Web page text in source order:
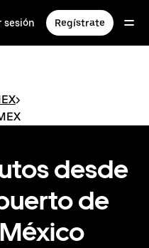
sesión Regístrate
>
desde
de